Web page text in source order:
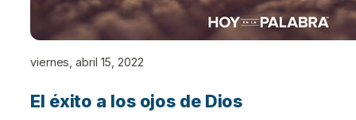
viernes, abril 15, 2022
El éxito a los ojos de Dios